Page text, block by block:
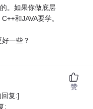
。如果你做底层
和JAVA要学。
一些？
复:]
:
赞